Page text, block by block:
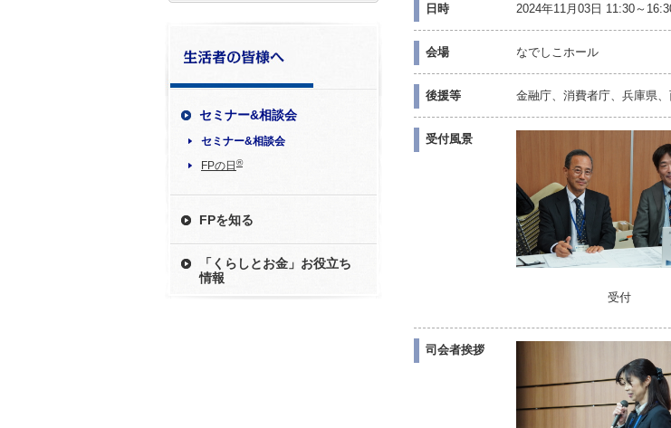
セミナー&相談会
セミナー&相談会
FPの日 ®
FPを知る
「くらしとお金」お役立ち
情報
日時 2024年11月03日 11:30～
会場 なでしこホール
後援等 金融庁、消費者庁、兵庫県
受付風景
受付
司会者挨拶